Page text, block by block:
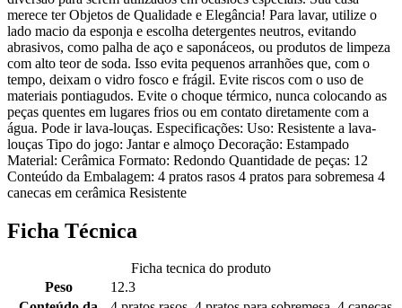
merece ter Objetos de Qualidade e Elegância! Para lavar, utilize o
lado macio da esponja e escolha detergentes neutros, evitando
abrasivos, como palha de aço e saponáceos, ou produtos de limpeza
com alto teor de soda. Isso evita pequenos arranhões que, com o
tempo, deixam o vidro fosco e frágil. Evite riscos com o uso de
materiais pontiagudos. Evite o choque térmico, nunca colocando as
peças quentes em lugares frios ou em contato diretamente com a
água. Pode ir lava-louças. Especificações: Uso: Resistente a lava-
louças Tipo do jogo: Jantar e almoço Decoração: Estampado
Material: Cerâmica Formato: Redondo Quantidade de peças: 12
Conteúdo da Embalagem: 4 pratos rasos 4 pratos para sobremesa 4
canecas em cerâmica Resistente
Ficha Técnica
Ficha tecnica do produto
Peso
12.3